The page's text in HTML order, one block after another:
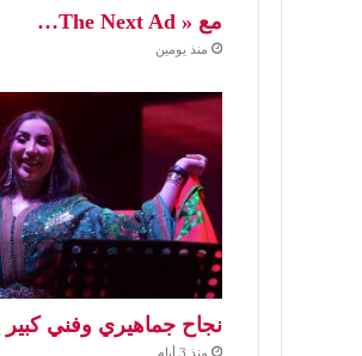
مع « The Next Ad…
منذ يومين
نجاح جماهيري وفني
منذ 3 أيام